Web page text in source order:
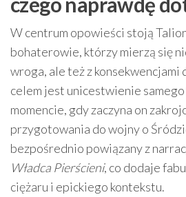
W centrum opowieści stoją
bohaterowie, którzy mierzą się
wroga, ale też z konsekwencjami
celem jest unicestwienie samego
momencie, gdy zaczyna on
przygotowania do wojny o
bezpośrednio powiązany z
Władca Pierścieni, co dodaje
ciężaru i epickiego kontekstu.